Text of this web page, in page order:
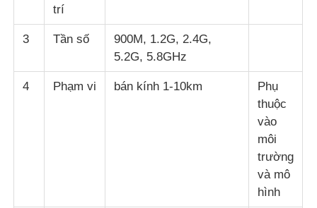
trí
3 Tần số
900M, 1.2G, 2.4G,
5.2G, 5.8GHz
4 Phạm vi bán kính 1-10km
Phụ
thuộc
vào
môi
trường
và mô
hình